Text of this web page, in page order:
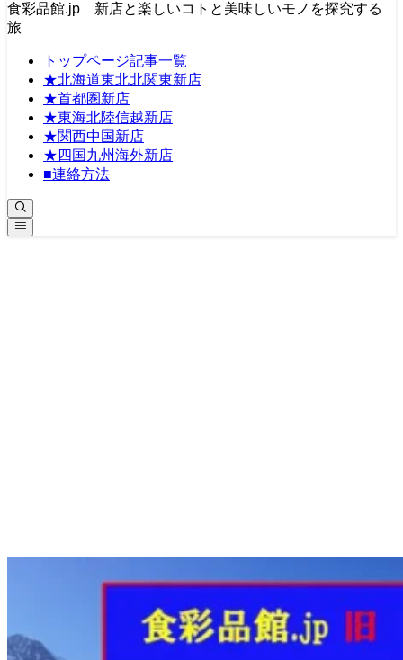
食彩品館.jp 新店と楽しいコトと美味しいモノを探究する
旅
トップページ記事一覧
★北海道東北北関東新店
★首都圏新店
★東海北陸信越新店
★関西中国新店
★四国九州海外新店
■連絡方法